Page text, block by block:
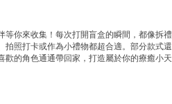
等你來收集！每次打開盲盒的瞬間，都像拆禮
照打卡或作為小禮物都超合適。部分款式還
的角色通通帶回家，打造屬於你的療癒小天